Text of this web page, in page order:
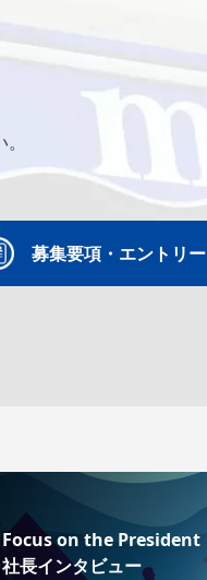
募集要項・エントリー
Focus on the President
社長インタビュー